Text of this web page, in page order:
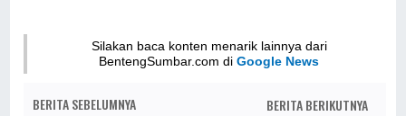
Silakan baca konten menarik lainnya dari
BentengSumbar.com diGoogle News
BERITA SEBELUMNYA BERITA BERIKUTNYA